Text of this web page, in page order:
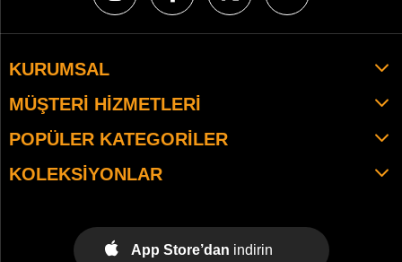
KURUMSAL
MÜŞTERI HIZMETLERI
POPÜLER KATEGORILER
KOLEKSIYONLAR
App Store’dan indirin